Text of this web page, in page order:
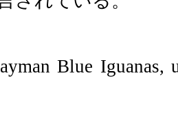
Blue Iguanas,